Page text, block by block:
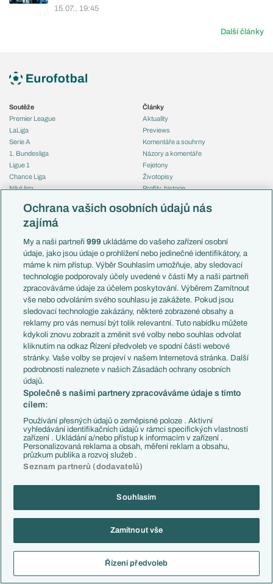
15.07., 19:45
Další články
Soutěže
Premier League
LaLiga
Serie A
1. Bundesliga
Ligue 1
Chance Liga
Niké liga
Eredivisie
Liga mistrů
Konferenční liga
Mistrovství světa
Liga národů
Témata
Představení týmů MS
EuroSkauting
PL v kostce
Evropské koeficienty
Přestupy
Přestupové spekulace
Zranění
Kluby
Chelsea FC
Manchester United
AC Milán
Juventus FC
FC Barcelona
Články
Aktuality
Previews
Komentáře a souhrny
Názory a komentáře
Fejetony
Životopisy
Profily, historie
Tipy a analýzy
Reprezentace
Česko
Slovensko
Anglie
Francie
Itálie
Německo
Španělsko
Argentina
Brazílie
Přestupy
Livescore
Fotbal TV
Copyright © 2001-2026 EuroFotbal.cz. Využíváme zpravodajství ČTK.
Ochrana vašich osobních údajů nás
zajímá
My a naši partneři999 ukládáme do vašeho zařízení osobní
údaje, jako jsou údaje o prohlížení nebo jedinečné identifikátory, a
máme k nim přístup. Výběr Souhlasím umožňuje, aby sledovací
technologie podporovaly účely uvedené v části My a naši partneři
zpracováváme údaje za účelem poskytování. Výběrem Zamítnout
vše nebo odvoláním svého souhlasu je zakážete. Pokud jsou
sledovací technologie zakázány, některé zobrazené obsahy a
reklamy pro vás nemusí být tolik relevantní. Tuto nabídku můžete
kdykoli znovu zobrazit a změnit své volby nebo souhlas odvolat
kliknutím na odkaz Řízení předvoleb ve spodní části webové
stránky. Vaše volby se projeví v našem Internetová stránka. Další
podrobnosti naleznete v našich Zásadách ochrany osobních
údajů.
Společně s našimi partnery zpracováváme údaje s tímto
cílem:
Používání přesných údajů o zeměpisné poloze . Aktivní
vyhledávání identifikačních údajů v rámci specifických vlastností
zařízení . Ukládání a/nebo přístup k informacím v zařízení .
Personalizovaná reklama a obsah, měření reklam a obsahu,
průzkum publika a rozvoj služeb .
Seznam partnerů (dodavatelů)
Souhlasím
Zamítnout vše
Řízení předvoleb